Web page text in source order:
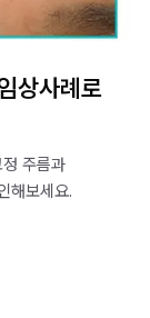
상사례로
주름과
해보세요.